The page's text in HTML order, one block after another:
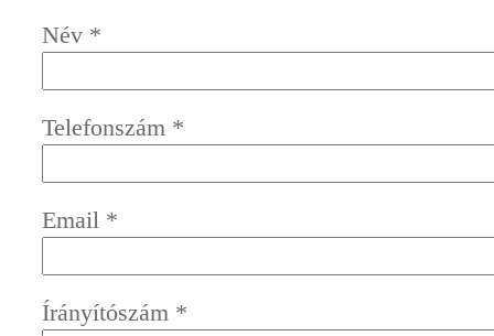
Név *
Telefonszám *
Email *
Írányítószám *